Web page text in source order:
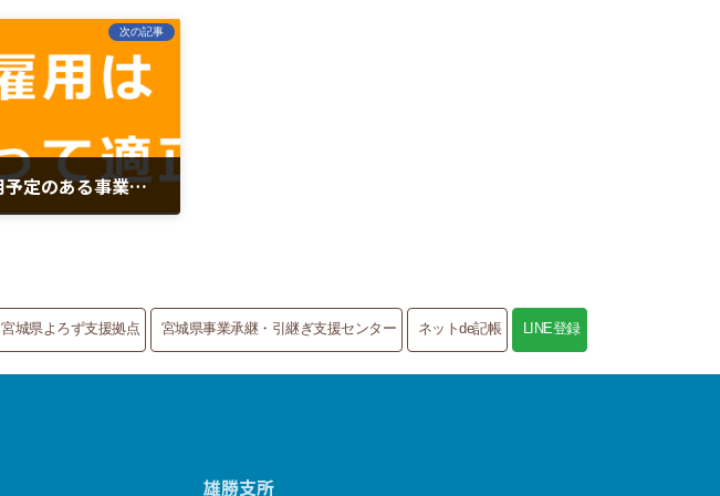
次の記事
外国人を雇用する・雇用予定のある事業主の皆様へ
宮城県よろず支援拠点 宮城県事業承継・引継ぎ支援センター ネットde記帳 LINE登録
雄勝支所